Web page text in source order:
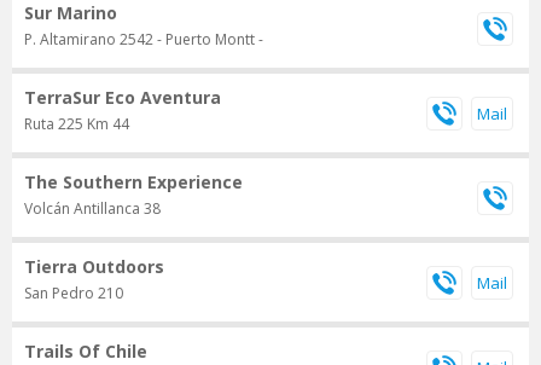
Sur Marino
P. Altamirano 2542 - Puerto Montt -
TerraSur Eco Aventura
Ruta 225 Km 44
The Southern Experience
Volcán Antillanca 38
Tierra Outdoors
San Pedro 210
Trails Of Chile